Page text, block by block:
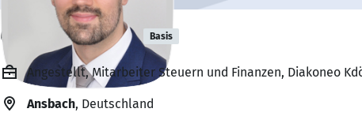
Christian Klar Basis
Angestellt, Mitarbeiter Steuern und Finanzen, Diakoneo
Ansbach, Deutschland